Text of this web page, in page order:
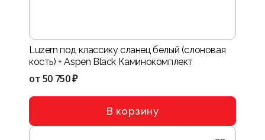
Luzern под классику сланец белый (слоновая
кость) + Aspen Black Каминокомплект
от50 750 ₽
В корзину